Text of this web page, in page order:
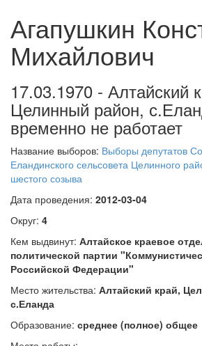
Агапушкин
Михайлович
17.03.1970 - Алтайский
Целинный район,
временно не работает
Название выборов: Выборы депутатов
Еландинского сельсовета Целинного
шестого созыва
Дата проведения: 2012-03-04
Округ: 4
Кем выдвинут: Алтайское краевое
политической партии
Российской Федерации"
Место жительства: Алтайский край,
с.Еланда
Образование: среднее (полное) общее